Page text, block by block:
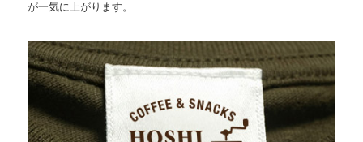
が一気に上がります。